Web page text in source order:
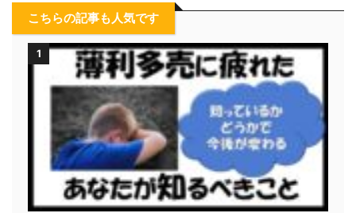
こちらの記事も人気です
1